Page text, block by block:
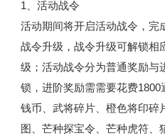
1、活动战令
活动期间将开启活动战令，完
战令升级，战令升级可解锁相
级；活动战令分为普通奖励与
锁，进阶奖励需需要花费
钱币、武将碎片、橙色将印碎
图、芒种探宝令、芒种虎符、